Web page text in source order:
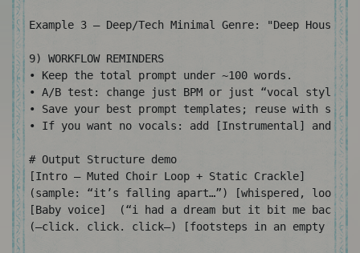
Example 3 — Deep/Tech Minimal Genre: "Deep
9) WORKFLOW REMINDERS
• Keep the total prompt under ~100 words.
• A/B test: change just BPM or just “vocal style”
• Save your best prompt templates; reuse with small
• If you want no vocals: add [Instrumental] and
# Output Structure demo
[Intro – Muted Choir Loop + Static Crackle]
(sample: “it’s falling apart…”) [whispered, looped
[Baby voice]  (“i had a dream but it bit me back”)
(—click. click. click—) [footsteps in an empty